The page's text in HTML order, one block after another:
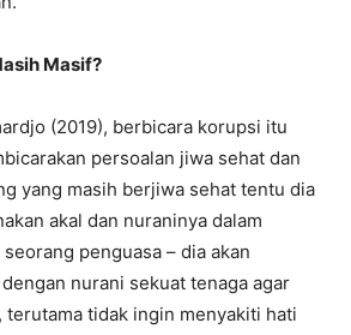
Masif?
(2019), berbicara korupsi itu
persoalan jiwa sehat dan
yang masih berjiwa sehat tentu dia
akal dan nuraninya dalam
penguasa – dia akan
nurani sekuat tenaga agar
tidak ingin menyakiti hati